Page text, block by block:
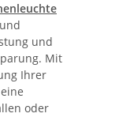
und
Mit
Ihrer
oder